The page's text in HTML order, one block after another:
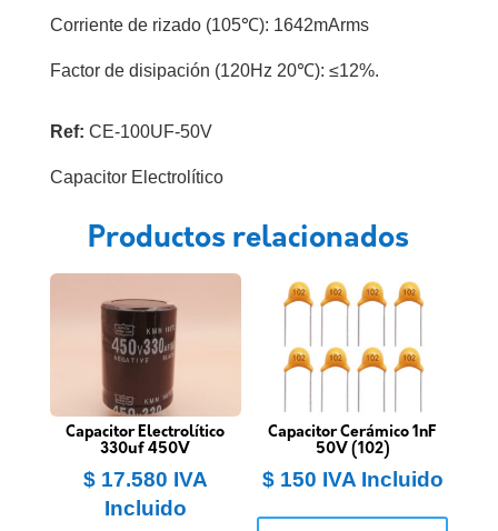
Corriente de rizado (105℃): 1642mArms
Factor de disipación (120Hz 20℃): ≤12%.
Ref: CE-100UF-50V
Capacitor Electrolítico
Productos relacionados
Capacitor Electrolítico
330uf 450V
$17.580 IVA
Incluido
Capacitor Cerámico 1nF
50V (102)
$150 IVA Incluido